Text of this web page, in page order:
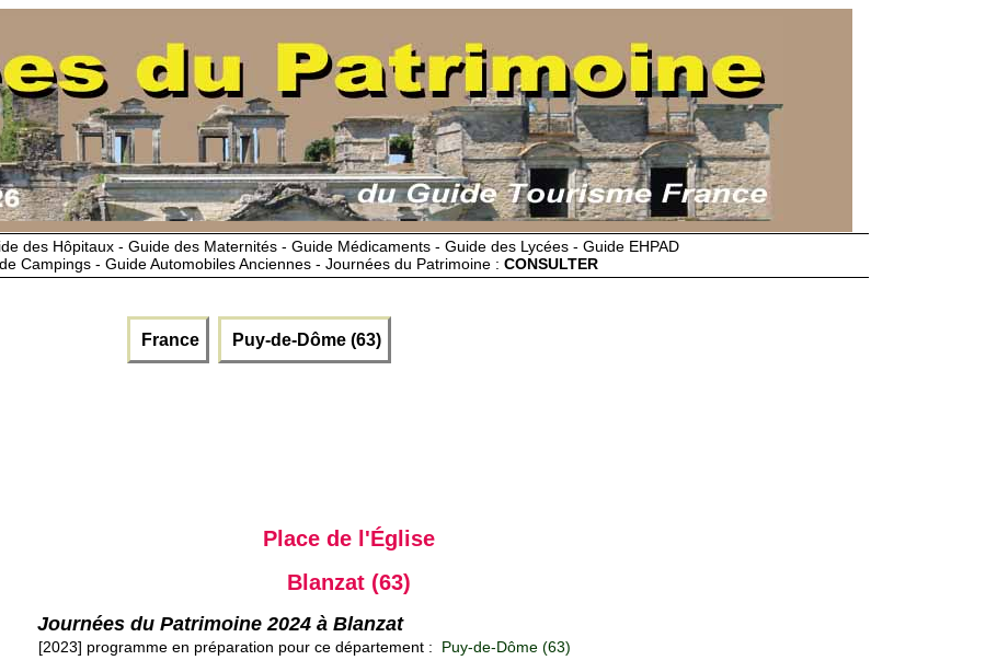
des Hôpitaux - Guide des Maternités - Guide Médicaments - Guide des Lycées - Guide EHPAD
Campings - Guide Automobiles Anciennes - Journées du Patrimoine : CONSULTER
France Puy-de-Dôme (63)
Place de l'Église
Blanzat (63)
Journées du Patrimoine 2024 à Blanzat
[2023] programme en préparation pour ce département : Puy-de-Dôme (63)